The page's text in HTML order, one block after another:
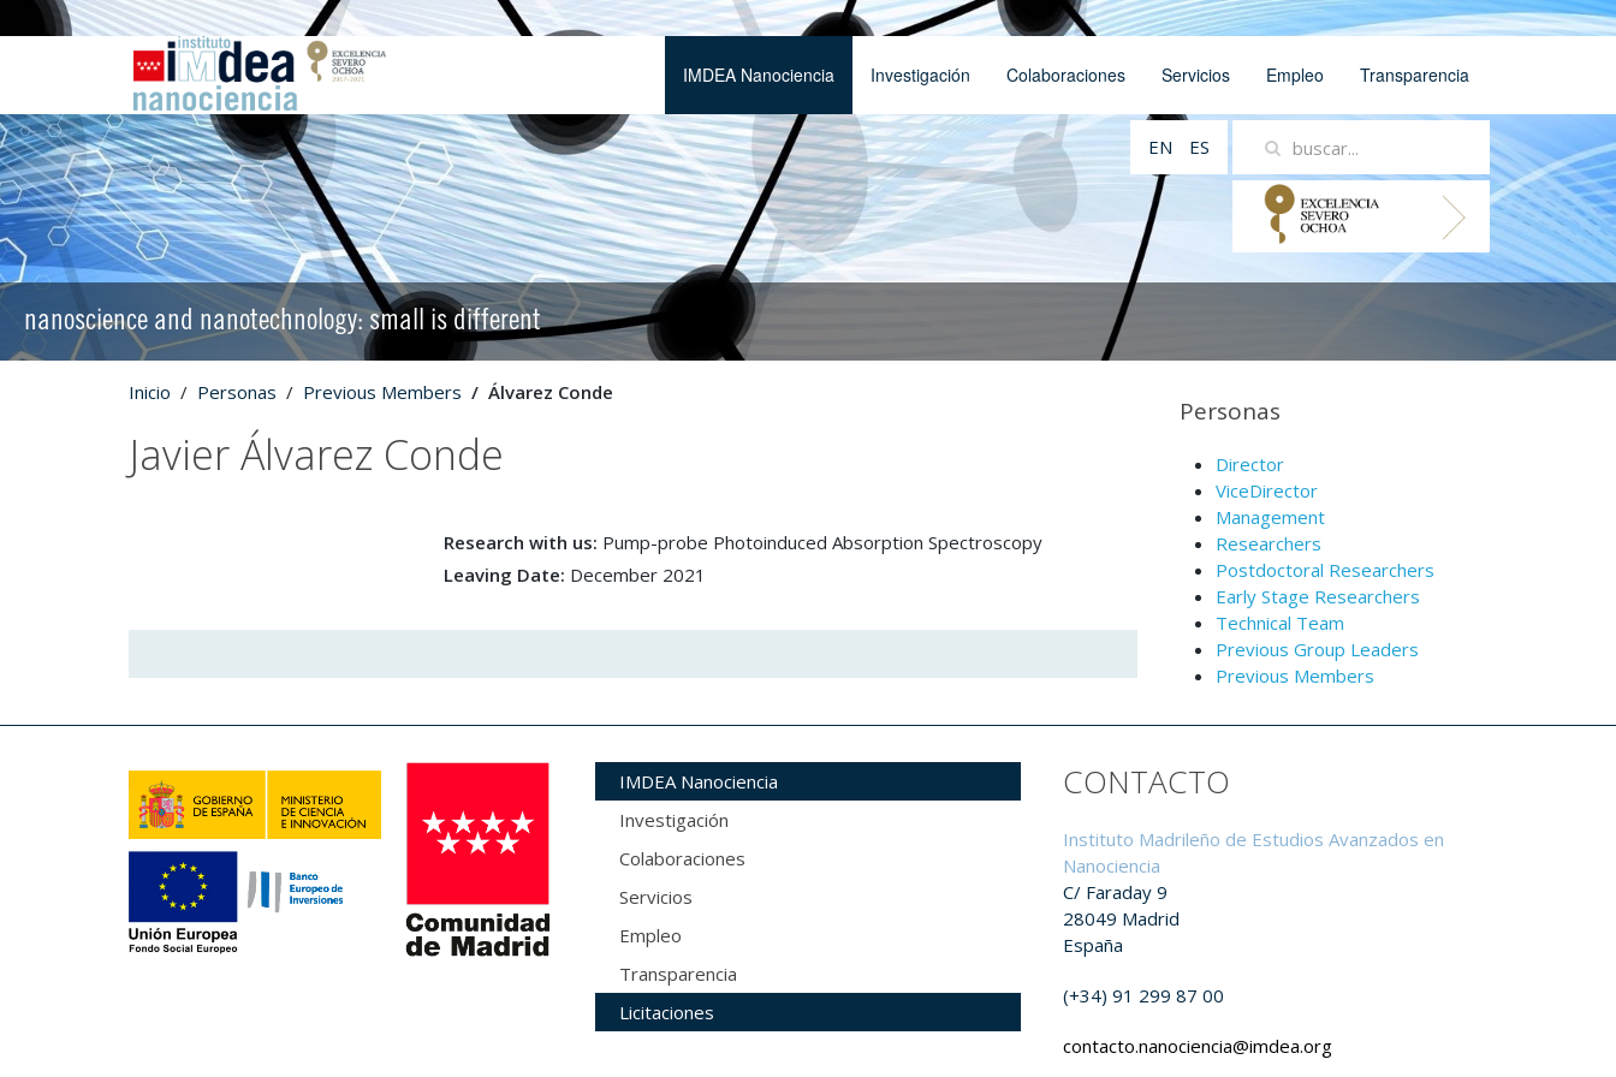
IMDEA Nanociencia Investigación Colaboraciones Servicios Empleo Transparencia
EN ES
nanoscience and nanotechnology: small is different
Inicio Personas Previous Members Álvarez Conde
Javier Álvarez Conde
Research with us: Pump-probe Photoinduced Absorption Spectroscopy
Leaving Date: December 2021
Personas
Director
ViceDirector
Management
Researchers
Postdoctoral Researchers
Early Stage Researchers
Technical Team
Previous Group Leaders
Previous Members
IMDEA Nanociencia
Investigación
Colaboraciones
Servicios
Empleo
Transparencia
Licitaciones
CONTACTO
Instituto Madrileño de Estudios Avanzados en
Nanociencia
C/ Faraday 9
28049 Madrid
España
(+34) 91 299 87 00
contacto.nanociencia@imdea.org